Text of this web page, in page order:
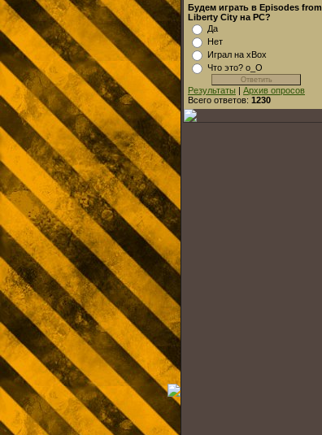
Будем играть в Episodes from
Liberty City на PC?
Да
Нет
Играл на xBox
Что это? о_О
Результаты | Архив опросов
Всего ответов: 1230